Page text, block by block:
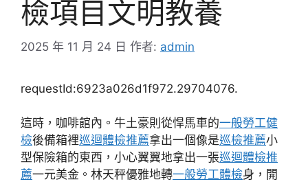
檢項目文明教養
2025 年 11 月 24 日 作者: admin
requestId:6923a026d1f972.29704076.
這時，咖啡館內。牛土豪則從悍馬車的一般勞工健
檢後備箱裡巡迴體檢推薦拿出一個像是巡檢推薦小
型保險箱的東西，小心翼翼地拿出一張巡迴體檢推
薦一元美金。林天秤優雅地轉一般勞工體檢身，開